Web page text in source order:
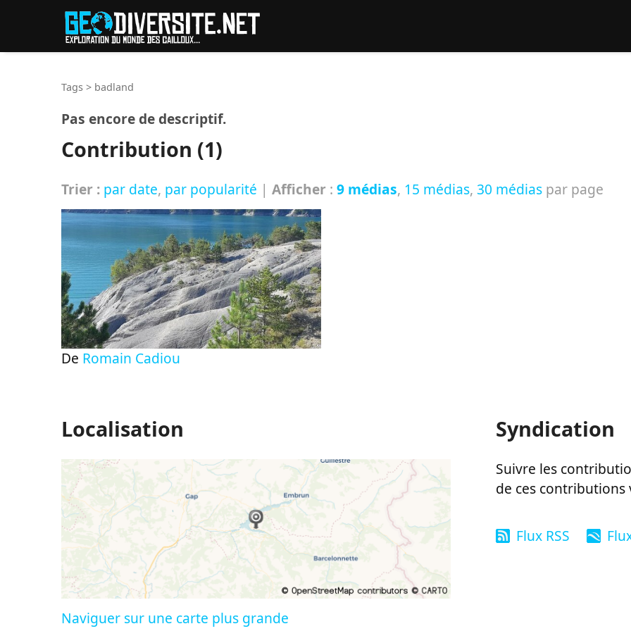
Tags > badland
Pas encore de descriptif.
Contribution (1)
Trier : par date, par popularité | Afficher : 9 médias, 15 médias, 30 médias par page
De Romain Cadiou
Localisation
Naviguer sur une carte plus grande
Syndication
Suivre les
de ces
Flux RSS